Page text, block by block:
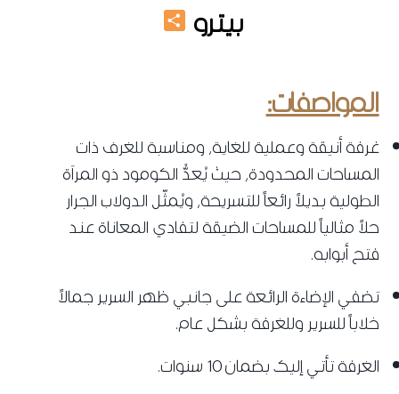
بيترو
المواصفات:
غرفة أنيقة وعملية للغاية، ومناسبة للغرف ذات
المساحات المحدودة، حيث يُعدُّ الكومود ذو المرآة
الطولية بديلاً رائعاً للتسريحة، ويُمثّل الدولاب الجرار
حلاً مثالياً للمساحات الضيقة لتفادي المعاناة عند
فتح أبوابه.
تضفي الإضاءة الرائعة على جانبي ظهر السرير جمالاً
خلاباً للسرير وللغرفة بشكل عام.
الغرفة تأتي إليك بضمان 10 سنوات.